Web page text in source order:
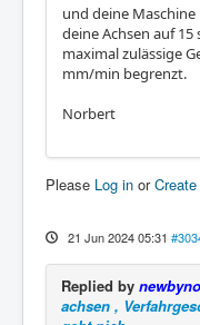
und deine
deine Achsen auf
maximal zulässige
mm/min begrenzt.
Norbert
Please Log in or
21 Jun 2024 05:31
Replied by
achsen ,